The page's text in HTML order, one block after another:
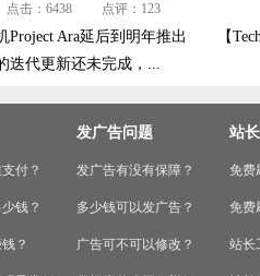
击：6438 点评：123
Project Ara延后到明年推出 【
迭代更新还未完成，...
付？
钱？
？
发广告问题
发广告有没有保障？
多少钱可以发广告？
广告可不可以修改？
站
免费
免费
站长